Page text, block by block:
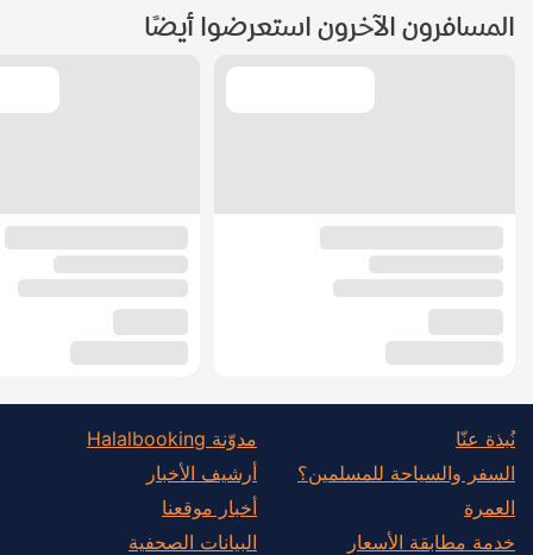
المسافرون الآخرون استعرضوا أيضًا
نُبذة عنّا
السفر والسياحة للمسلمين؟
العمرة
خدمة مطابقة الأسعار
مدوّنة Halalbooking
أرشيف الأخبار
أخبار موقعنا
البيانات الصحفية